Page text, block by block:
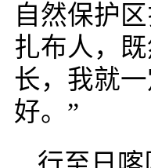
自然保护
扎布人，
长，我就
好。”